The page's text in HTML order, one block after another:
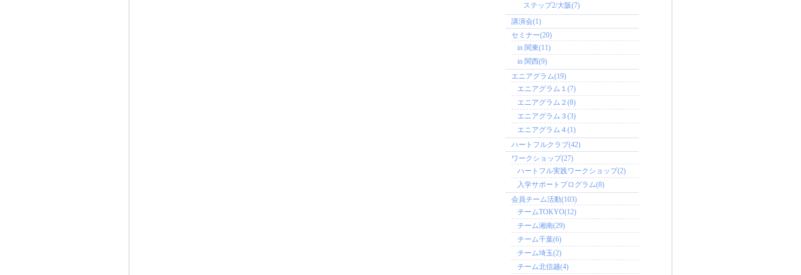
ステップ2/大阪(7)
講演会(1)
セミナー(20)
in 関東(11)
in 関西(9)
エニアグラム(19)
エニアグラム１(7)
エニアグラム２(8)
エニアグラム３(3)
エニアグラム４(1)
ハートフルクラブ(42)
ワークショップ(27)
ハートフル実践ワークショップ(2)
入学サポートプログラム(8)
会員チーム活動(103)
チームTOKYO(12)
チーム湘南(29)
チーム千葉(6)
チーム埼玉(2)
チーム北信越(4)